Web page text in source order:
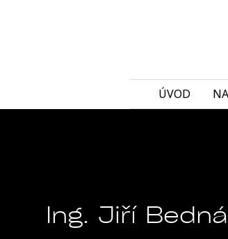
ÚVOD
Ing. Jiří